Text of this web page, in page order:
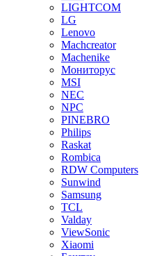
LIGHTCOM
LG
Lenovo
Machcreator
Machenike
Мониторус
MSI
NEC
NPC
PINEBRO
Philips
Raskat
Rombica
RDW Computers
Sunwind
Samsung
TCL
Valday
ViewSonic
Xiaomi